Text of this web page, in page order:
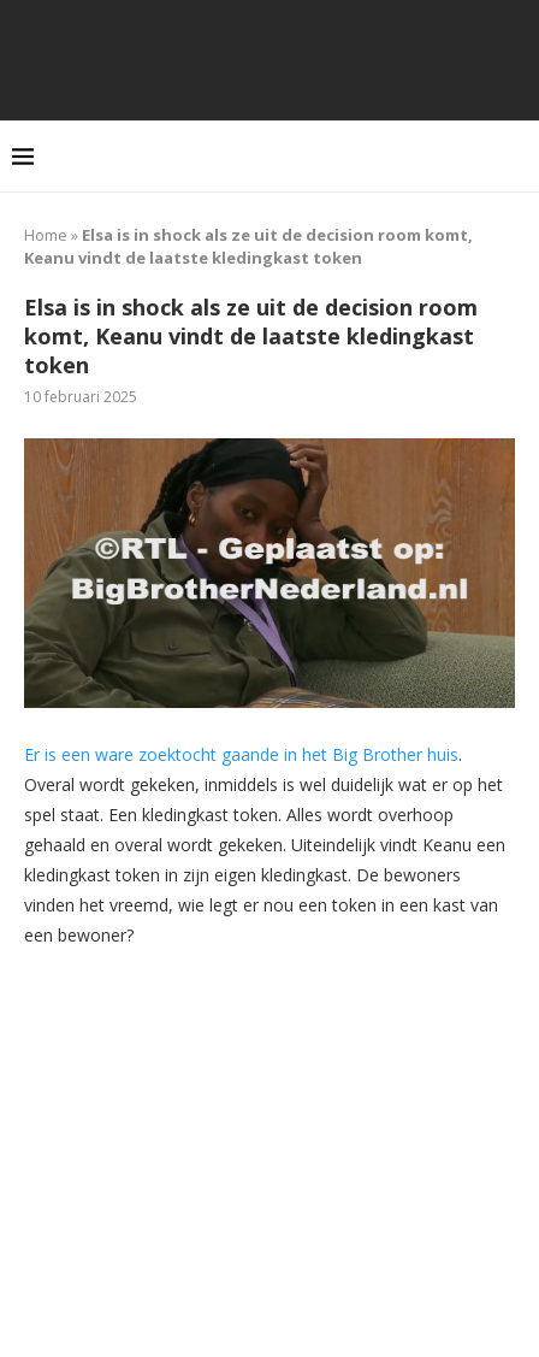
Home » Elsa is in shock als ze uit de decision room komt,
Keanu vindt de laatste kledingkast token
Elsa is in shock als ze uit de decision room
komt, Keanu vindt de laatste kledingkast
token
10 februari 2025
Er is een ware zoektocht gaande in het Big Brother huis.
Overal wordt gekeken, inmiddels is wel duidelijk wat er op het
spel staat. Een kledingkast token. Alles wordt overhoop
gehaald en overal wordt gekeken. Uiteindelijk vindt Keanu een
kledingkast token in zijn eigen kledingkast. De bewoners
vinden het vreemd, wie legt er nou een token in een kast van
een bewoner?